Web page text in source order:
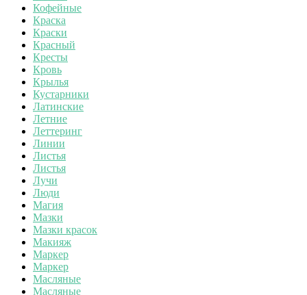
Кофейные
Краска
Краски
Красный
Кресты
Кровь
Крылья
Кустарники
Латинские
Летние
Леттеринг
Линии
Листья
Листья
Лучи
Люди
Магия
Мазки
Мазки красок
Макияж
Маркер
Маркер
Масляные
Масляные